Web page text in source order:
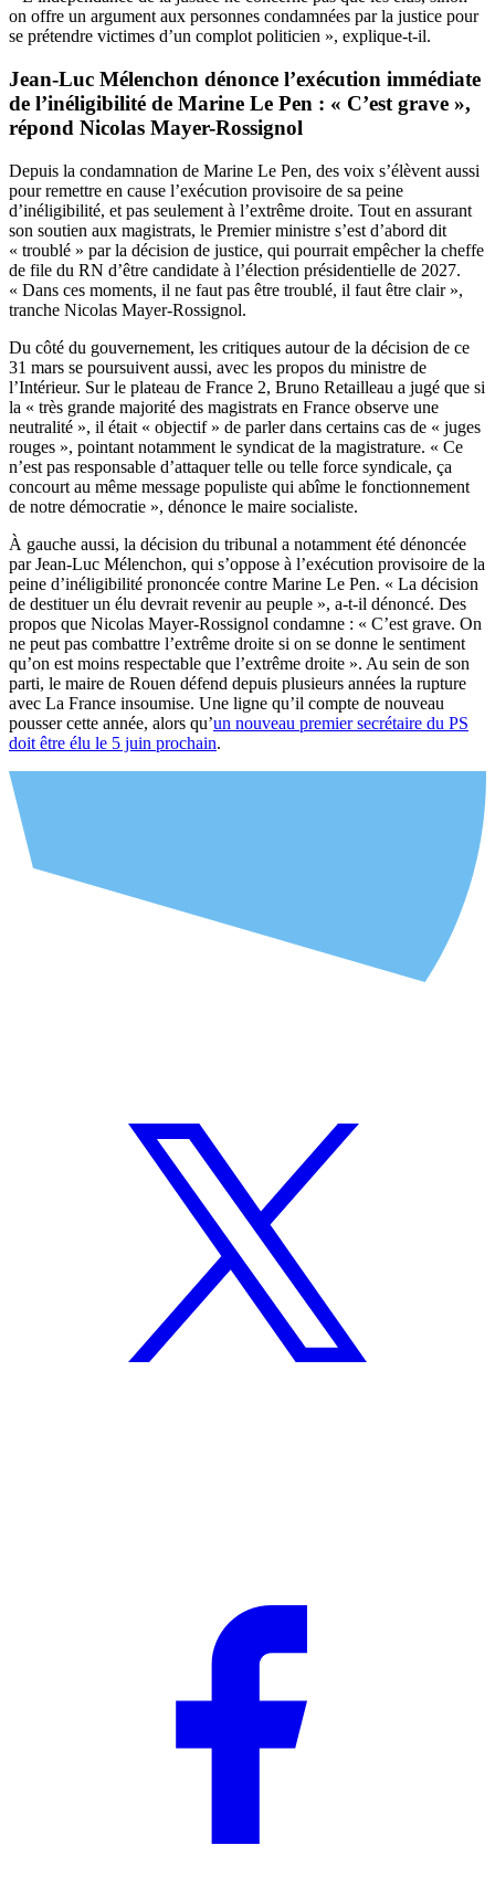
on offre un argument aux personnes condamnées par la justice pour
se prétendre victimes d’un complot politicien », explique-t-il.
Jean-Luc Mélenchon dénonce l’exécution immédiate
de l’inéligibilité de Marine Le Pen : « C’est grave »,
répond Nicolas Mayer-Rossignol
Depuis la condamnation de Marine Le Pen, des voix s’élèvent aussi
pour remettre en cause l’exécution provisoire de sa peine
d’inéligibilité, et pas seulement à l’extrême droite. Tout en assurant
son soutien aux magistrats, le Premier ministre s’est d’abord dit
« troublé » par la décision de justice, qui pourrait empêcher la cheffe
de file du RN d’être candidate à l’élection présidentielle de 2027.
« Dans ces moments, il ne faut pas être troublé, il faut être clair »,
tranche Nicolas Mayer-Rossignol.
Du côté du gouvernement, les critiques autour de la décision de ce
31 mars se poursuivent aussi, avec les propos du ministre de
l’Intérieur. Sur le plateau de France 2, Bruno Retailleau a jugé que si
la « très grande majorité des magistrats en France observe une
neutralité », il était « objectif » de parler dans certains cas de « juges
rouges », pointant notamment le syndicat de la magistrature. « Ce
n’est pas responsable d’attaquer telle ou telle force syndicale, ça
concourt au même message populiste qui abîme le fonctionnement
de notre démocratie », dénonce le maire socialiste.
À gauche aussi, la décision du tribunal a notamment été dénoncée
par Jean-Luc Mélenchon, qui s’oppose à l’exécution provisoire de la
peine d’inéligibilité prononcée contre Marine Le Pen. « La décision
de destituer un élu devrait revenir au peuple », a-t-il dénoncé. Des
propos que Nicolas Mayer-Rossignol condamne : « C’est grave. On
ne peut pas combattre l’extrême droite si on se donne le sentiment
qu’on est moins respectable que l’extrême droite ». Au sein de son
parti, le maire de Rouen défend depuis plusieurs années la rupture
avec La France insoumise. Une ligne qu’il compte de nouveau
pousser cette année, alors qu’un nouveau premier secrétaire du PS
doit être élu le 5 juin prochain.